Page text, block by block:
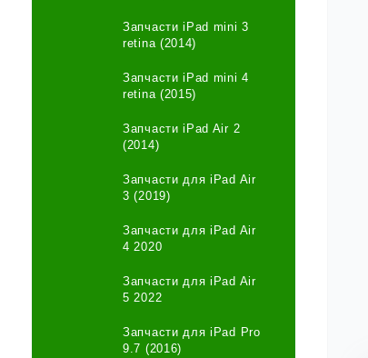
Запчасти iPad mini 3
retina (2014)
Запчасти iPad mini 4
retina (2015)
Запчасти iPad Air 2
(2014)
Запчасти для iPad Air
3 (2019)
Запчасти для iPad Air
4 2020
Запчасти для iPad Air
5 2022
Запчасти для iPad Pro
9.7 (2016)